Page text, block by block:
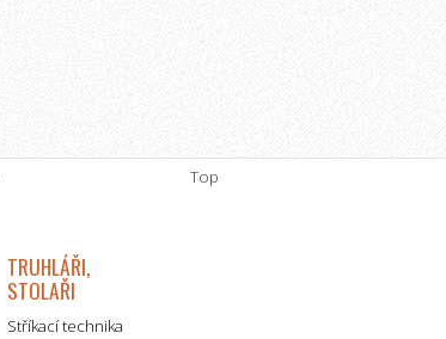
Top
TRUHLÁŘI,
STOLAŘI
Stříkací technika